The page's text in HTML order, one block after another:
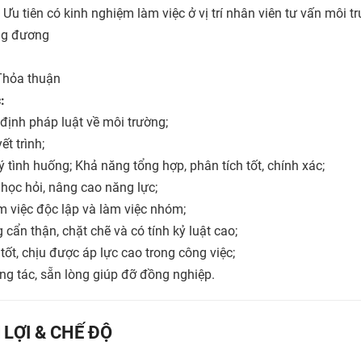
Ưu tiên có kinh nghiệm làm việc ở vị trí nhân viên tư vấn môi
đương
thuận
pháp luật về môi trường;
trình;
tình huống; Khả năng tổng hợp, phân tích tốt, chính xác;
hỏi, nâng cao năng lực;
việc độc lập và làm việc nhóm;
cẩn thận, chặt chẽ và có tính kỷ luật cao;
chịu được áp lực cao trong công việc;
tác, sẵn lòng giúp đỡ đồng nghiệp.
LỢI & CHẾ ĐỘ